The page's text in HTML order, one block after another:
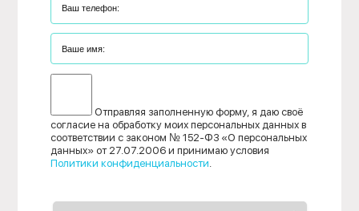
Отправляя заполненную форму, я даю своё
согласие на обработку моих персональных данных в
соответствии с законом № 152-ФЗ «О персональных
данных» от 27.07.2006 и принимаю условия
Политики конфиденциальности.